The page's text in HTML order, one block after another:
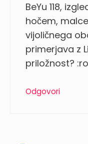
BeYu 118,
hočem,
vijoličnega
primerjava z
priložnost?
Odgovori